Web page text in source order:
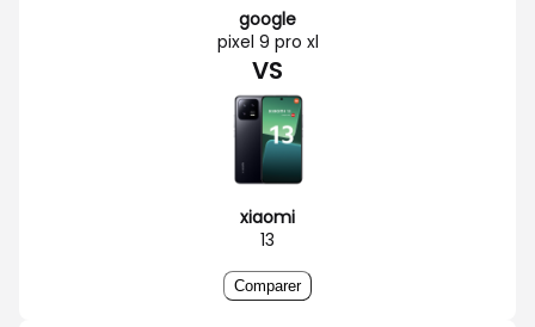
google
pixel 9 pro xl
VS
xiaomi
13
Comparer